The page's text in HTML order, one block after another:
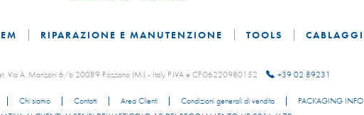
RIPARAZIONE E MANUTENZIONE TOOLS CABLAGGI
Via A. Manzoni 6/b 20089 Rozzano (Mi) - Italy P.IVA e CF:06220980152 +39 02 89231
Chi siamo Contatti Area Clienti Condizioni generali di vendita
PACKAGING INFO